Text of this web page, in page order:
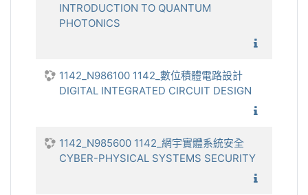
INTRODUCTION TO QUANTUM
PHOTONICS
1142_N986100 1142_數位積體電路設計
DIGITAL INTEGRATED CIRCUIT DESIGN
1142_N985600 1142_網宇實體系統安全
CYBER-PHYSICAL SYSTEMS SECURITY